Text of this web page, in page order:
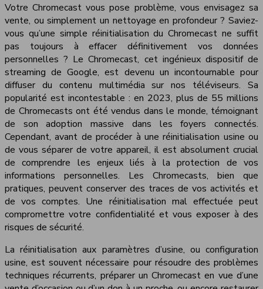
Votre Chromecast vous pose problème, vous envisagez sa
vente, ou simplement un nettoyage en profondeur ? Saviez-
vous qu’une simple réinitialisation du Chromecast ne suffit
pas toujours à effacer définitivement vos données
personnelles ? Le Chromecast, cet ingénieux dispositif de
streaming de Google, est devenu un incontournable pour
diffuser du contenu multimédia sur nos téléviseurs. Sa
popularité est incontestable : en 2023, plus de 55 millions
de Chromecasts ont été vendus dans le monde, témoignant
de son adoption massive dans les foyers connectés.
Cependant, avant de procéder à une réinitialisation usine ou
de vous séparer de votre appareil, il est absolument crucial
de comprendre les enjeux liés à la protection de vos
informations personnelles. Les Chromecasts, bien que
pratiques, peuvent conserver des traces de vos activités et
de vos comptes. Une réinitialisation mal effectuée peut
compromettre votre confidentialité et vous exposer à des
risques de sécurité.
La réinitialisation aux paramètres d’usine, ou configuration
usine, est souvent nécessaire pour résoudre des problèmes
techniques récurrents, préparer un Chromecast en vue d’une